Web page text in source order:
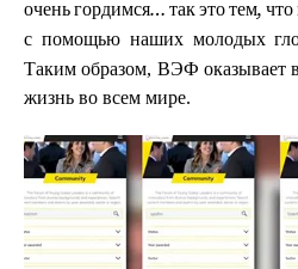
очень гордимся… так это тем,
с помощью наших молодых
Таким образом, ВЭФ оказывает
жизнь во всем мире.